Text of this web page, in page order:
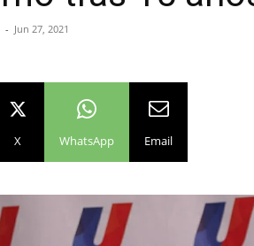
- Jun 27, 2021
X WhatsApp Email